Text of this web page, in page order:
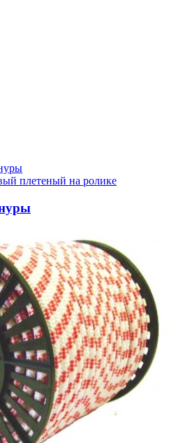
плетеный на ролике